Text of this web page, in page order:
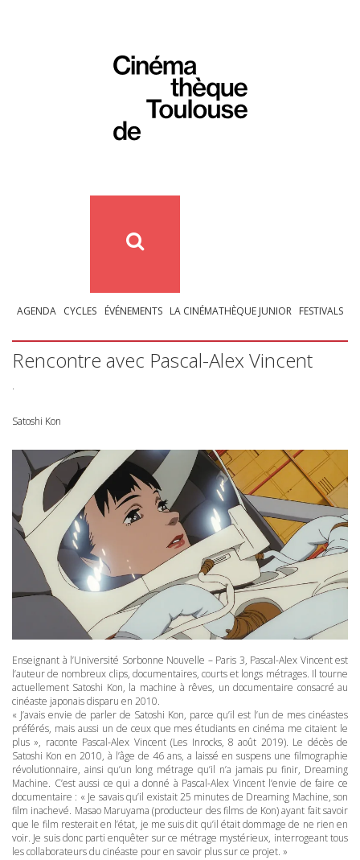
AGENDA CYCLES ÉVÉNEMENTS LA CINÉMATHÈQUE JUNIOR FESTIVALS
Rencontre avec Pascal-Alex Vincent
.
Satoshi Kon
Enseignant à l’Université Sorbonne Nouvelle – Paris 3, Pascal-Alex Vincent est
l’auteur de nombreux clips, documentaires, courts et longs métrages. Il tourne
actuellement Satoshi Kon, la machine à rêves, un documentaire consacré au
cinéaste japonais disparu en 2010.
« J’avais envie de parler de Satoshi Kon, parce qu’il est l’un de mes cinéastes
préférés, mais aussi un de ceux que mes étudiants en cinéma me citaient le
plus », raconte Pascal-Alex Vincent (Les Inrocks, 8 août 2019). Le décès de
Satoshi Kon en 2010, à l’âge de 46 ans, a laissé en suspens une filmographie
révolutionnaire, ainsi qu’un long métrage qu’il n’a jamais pu finir, Dreaming
Machine. C’est aussi ce qui a donné à Pascal-Alex Vincent l’envie de faire ce
documentaire : « Je savais qu’il existait 25 minutes de Dreaming Machine, son
film inachevé. Masao Maruyama (producteur des films de Kon) ayant fait savoir
que le film resterait en l’état, je me suis dit qu’il était dommage de ne rien en
voir. Je suis donc parti enquêter sur ce métrage mystérieux, interrogeant tous
les collaborateurs du cinéaste pour en savoir plus sur ce projet. »